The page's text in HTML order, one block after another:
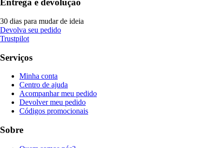
Entrega e devolução
30 dias para mudar de ideia
Devolva seu pedido
Trustpilot
Serviços
Minha conta
Centro de ajuda
Acompanhar meu pedido
Devolver meu pedido
Códigos promocionais
Sobre